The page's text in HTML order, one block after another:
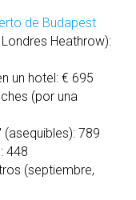
de Budapest
Heathrow):
un hotel: € 695
(por una
789
448
(septiembre,